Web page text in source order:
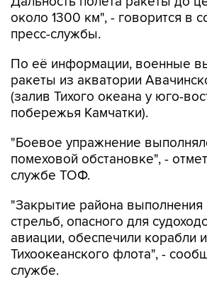
около 1300 км", - говорится в
пресс-службы.
По её информации, военные
ракеты из акватории
(залив Тихого океана у юго-
побережья Камчатки).
"Боевое упражнение
помеховой обстановке", -
службе ТОФ.
"Закрытие района выполнения
стрельб, опасного для
авиации, обеспечили корабли
Тихоокеанского флота", -
службе.